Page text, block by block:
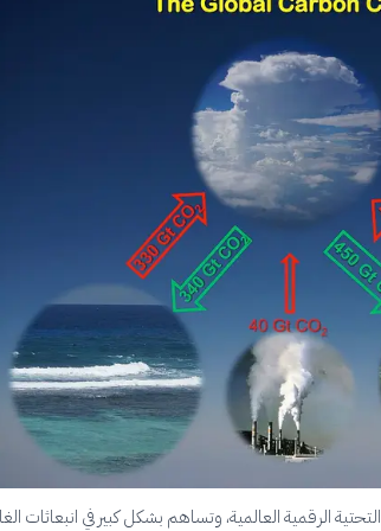
الرقمية العالمية، وتساهم بشكل كبير في انبعاثات